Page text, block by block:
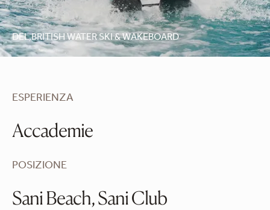
DEL BRITISH WATER SKI & WAKEBOARD
ESPERIENZA
Accademie
POSIZIONE
Sani Beach, Sani Club